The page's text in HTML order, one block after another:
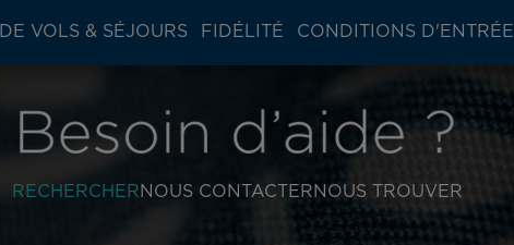
VOLS & SÉJOURS FIDÉLITÉ CONDITIONS D'ENTRÉE
RECHERCHER NOUS CONTACTER NOUS TROUVER